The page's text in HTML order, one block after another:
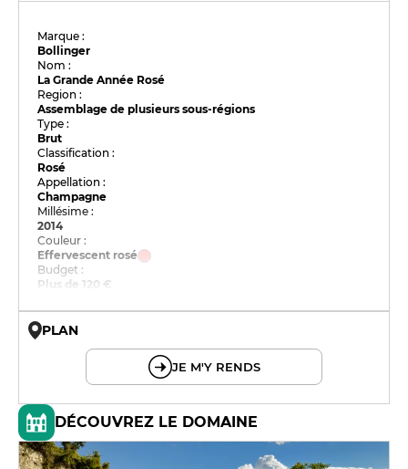
Marque :
Bollinger
Nom :
La Grande Année Rosé
Region :
Assemblage de plusieurs sous-régions
Type :
Brut
Classification :
Rosé
Appellation :
Champagne
Millésime :
2014
Couleur :
Effervescent rosé
Budget :
Plus de 120 €
PLAN
JE M'Y RENDS
DÉCOUVREZ LE DOMAINE